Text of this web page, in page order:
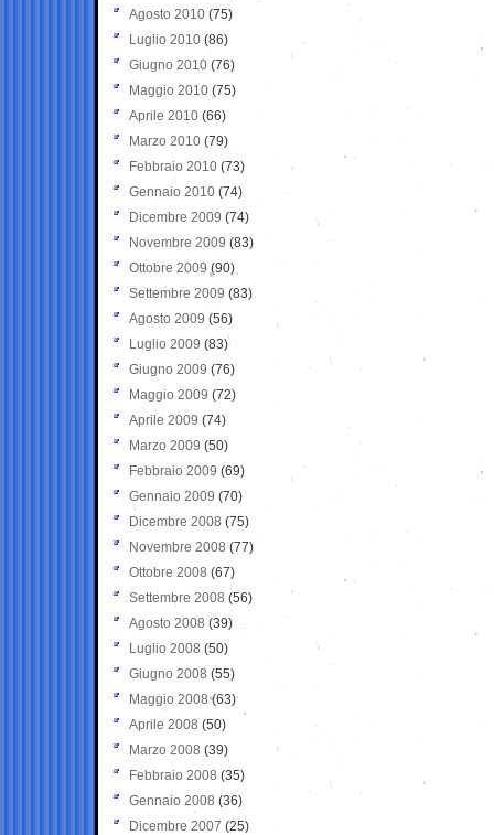
Agosto 2010 (75)
Luglio 2010 (86)
Giugno 2010 (76)
Maggio 2010 (75)
Aprile 2010 (66)
Marzo 2010 (79)
Febbraio 2010 (73)
Gennaio 2010 (74)
Dicembre 2009 (74)
Novembre 2009 (83)
Ottobre 2009 (90)
Settembre 2009 (83)
Agosto 2009 (56)
Luglio 2009 (83)
Giugno 2009 (76)
Maggio 2009 (72)
Aprile 2009 (74)
Marzo 2009 (50)
Febbraio 2009 (69)
Gennaio 2009 (70)
Dicembre 2008 (75)
Novembre 2008 (77)
Ottobre 2008 (67)
Settembre 2008 (56)
Agosto 2008 (39)
Luglio 2008 (50)
Giugno 2008 (55)
Maggio 2008(63)
Aprile 2008 (50)
Marzo 2008 (39)
Febbraio 2008 (35)
Gennaio 2008 (36)
Dicembre 2007 (25)